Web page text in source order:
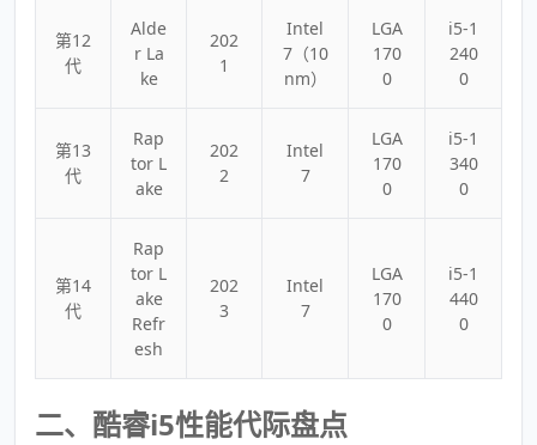
第12
代
Alde
r La
ke
202
1
Intel
7（10
nm）
LGA
170
0
i5-1
240
0
第13
代
Rap
tor L
ake
202
2
Intel
7
LGA
170
0
i5-1
340
0
第14
代
Rap
tor L
ake
Refr
esh
202
3
Intel
7
LGA
170
0
i5-1
440
0
二、酷睿i5性能代际盘点